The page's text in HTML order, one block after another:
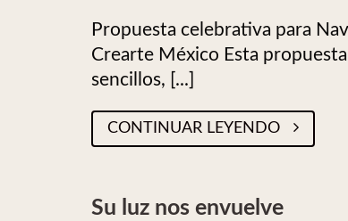
Propuesta celebrativa para
Crearte México Esta
sencillos, [...]
CONTINUAR LEYENDO
Su luz nos envuelve